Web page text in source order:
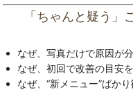
「ちゃんと疑う」
なぜ、写真だけで原因が
なぜ、初回で改善の目安
なぜ、“新メニュー”ばか